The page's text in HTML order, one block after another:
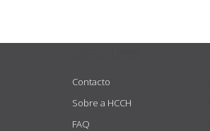
Contacto
Sobre a HCCH
FAQ